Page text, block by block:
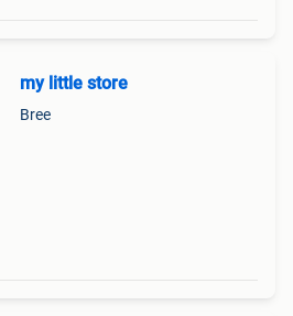
my little store
Bree